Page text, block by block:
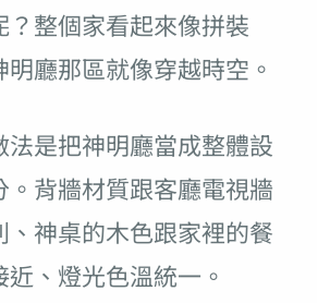
？整個家看起來像拼裝
明廳那區就像穿越時空。
法是把神明廳當成整體設
。背牆材質跟客廳電視牆
、神桌的木色跟家裡的餐
、燈光色溫統一。